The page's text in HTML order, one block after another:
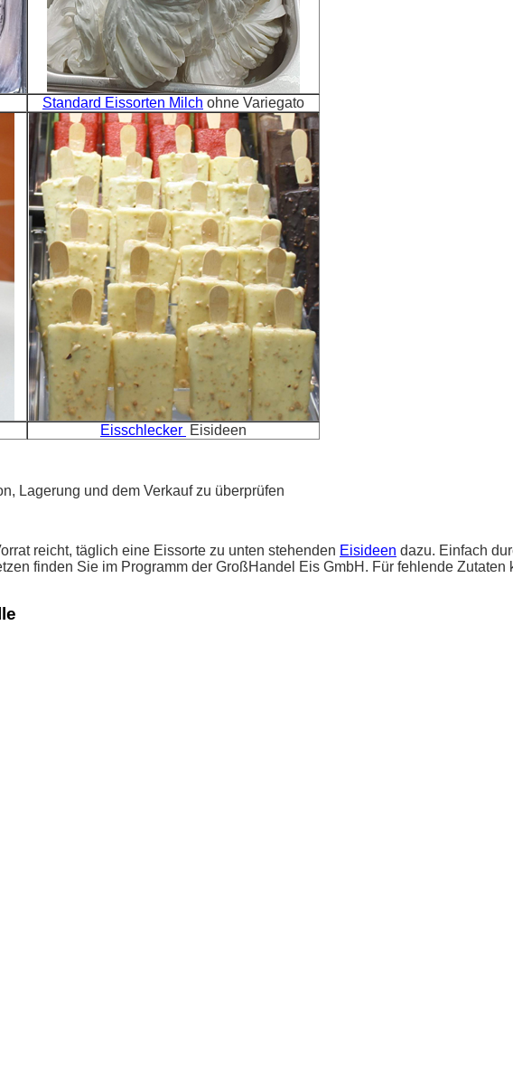
Standard Eissorten Milch ohne Variegato
Eisschlecker Eisideen
Lagerung und dem Verkauf zu überprüfen
reicht, täglich eine Eissorte zu unten stehenden Eisideen dazu. Einfach
finden Sie im Programm der GroßHandel Eis GmbH. Für fehlende Zutaten